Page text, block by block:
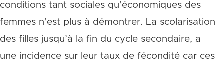
conditions tant sociales qu’économiques des
femmes n’est plus à démontrer. La scolarisation
des filles jusqu’à la fin du cycle secondaire, a
une incidence sur leur taux de fécondité car ces